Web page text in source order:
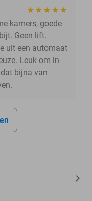
kamers, goede
Geen lift.
uit een automaat
Leuk om in
bijna van